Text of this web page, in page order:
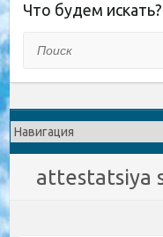
Что будем искать?
attestatsiya